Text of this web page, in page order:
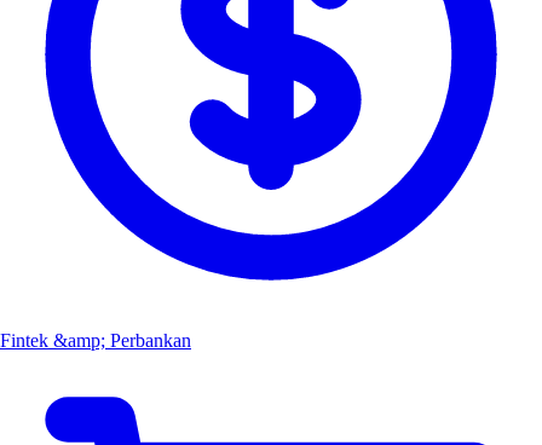
Fintek &amp; Perbankan